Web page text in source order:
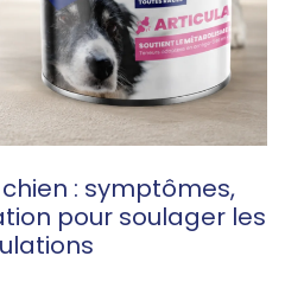
: symptômes,
pour soulager les